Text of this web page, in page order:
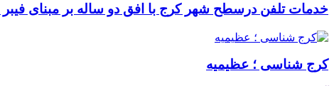
خدمات تلفن درسطح شهر کرج با افق دو ساله بر مبنای فیبر
کرج شناسی ؛ عظیمیه